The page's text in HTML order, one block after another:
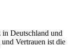
Deutschland und
Vertrauen ist die